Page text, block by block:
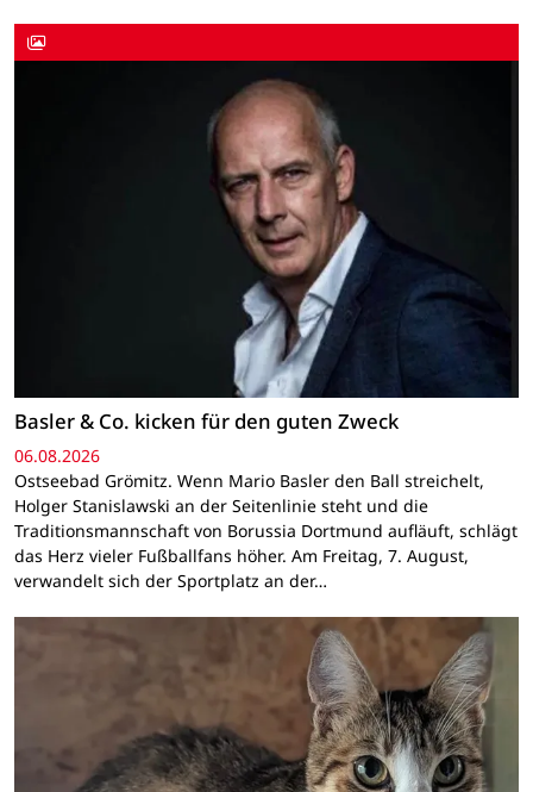
Basler & Co. kicken für den guten Zweck
06.08.2026
Ostseebad Grömitz. Wenn Mario Basler den Ball streichelt,
Holger Stanislawski an der Seitenlinie steht und die
Traditionsmannschaft von Borussia Dortmund aufläuft, schlägt
das Herz vieler Fußballfans höher. Am Freitag, 7. August,
verwandelt sich der Sportplatz an der…